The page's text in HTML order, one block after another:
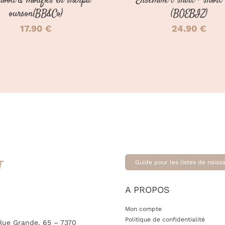
ourson(BB&Co)
17.90 €
(BOEBIZ)
24.90 €
Grande, 65 – 7370
Guide pour les listes de
A PROPOS
Mon compte
Politique de confidentialité